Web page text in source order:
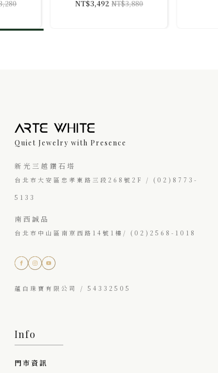
NT$3,880
原
NT$3,492目
Quiet Jewelry with Presence
新光三越鑽石塔
台北市大安區忠孝東路三段268號2F / (02)8773-
5133
南西誠品
台北市中山區南京西路14號1樓/ (02)2568-1018
蘊白珠寶有限公司 / 54332505
Info
門市資訊